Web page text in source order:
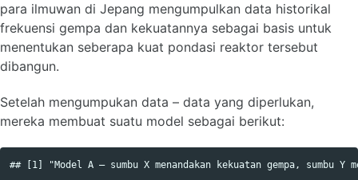
para ilmuwan di Jepang mengumpulkan data historikal
frekuensi gempa dan kekuatannya sebagai basis untuk
menentukan seberapa kuat pondasi reaktor tersebut
dibangun.
Setelah mengumpukan data – data yang diperlukan,
mereka membuat suatu model sebagai berikut: